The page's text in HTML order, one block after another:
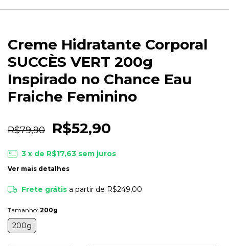
Creme Hidratante Corporal
SUCCÈS VERT 200g
Inspirado no Chance Eau
Fraiche Feminino
R$79,90 R$52,90
3 x de R$17,63 sem juros
Ver mais detalhes
Frete grátis a partir de R$249,00
Tamanho: 200g
200g